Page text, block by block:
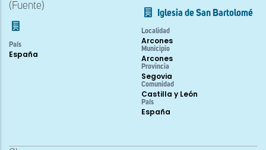
(Fuente)
País
España
Iglesia de San Bartolomé
Localidad
Arcones
Municipio
Arcones
Provincia
Segovia
Comunidad
Castilla y León
País
España